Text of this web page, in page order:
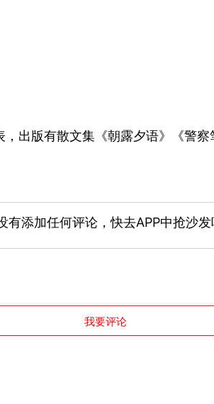
出版有散文集《朝露夕语》《警察
有添加任何评论，快去APP中抢沙发
我要评论